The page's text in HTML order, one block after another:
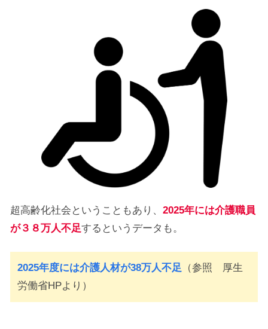
超高齢化社会ということもあり、 2025年には介護職員
が３８万人不足するというデータも。
2025年度には介護人材が38万人不足 （参照 厚生
労働省HPより）